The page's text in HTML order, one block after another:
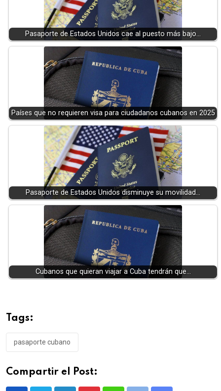
Pasaporte de Estados Unidos cae al puesto más bajo…
Países que no requieren visa para ciudadanos cubanos en 2025
Pasaporte de Estados Unidos disminuye su movilidad…
Cubanos que quieran viajar a Cuba tendrán que…
Tags:
pasaporte cubano
Compartir el Post: